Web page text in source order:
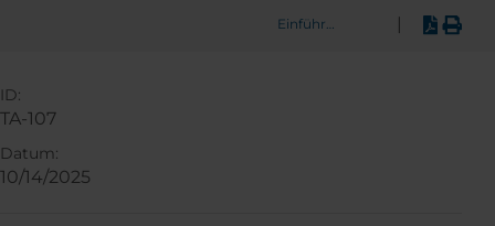
Einführung
ID:
TA-107
Datum:
10/14/2025